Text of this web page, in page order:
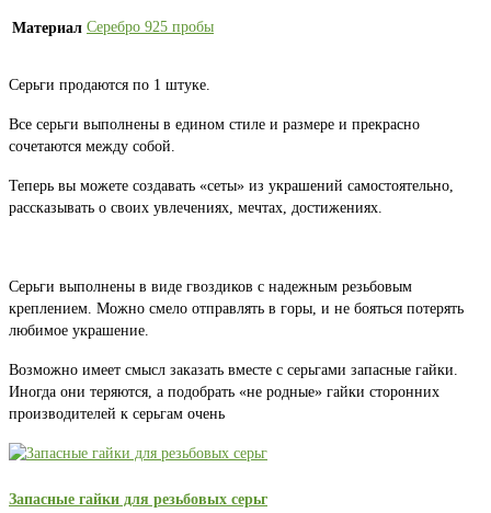
Материал Серебро 925 пробы
Серьги продаются по 1 штуке.
Все серьги выполнены в едином стиле и размере и прекрасно
сочетаются между собой.
Теперь вы можете создавать «сеты» из украшений самостоятельно,
рассказывать о своих увлечениях, мечтах, достижениях.
Серьги выполнены в виде гвоздиков с надежным резьбовым
креплением. Можно смело отправлять в горы, и не бояться потерять
любимое украшение.
Возможно имеет смысл заказать вместе с серьгами запасные гайки.
Иногда они теряются, а подобрать «не родные» гайки сторонних
производителей к серьгам очень
Запасные гайки для резьбовых серьг